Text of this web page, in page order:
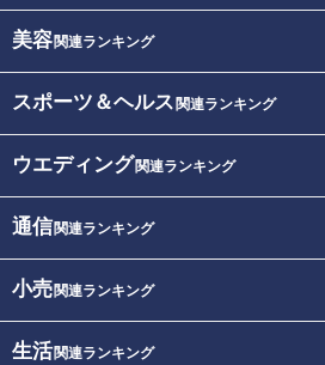
美容関連ランキング
スポーツ＆ヘルス 関連ランキング
ウエディング関連ランキング
通信関連ランキング
小売関連ランキング
生活関連ランキング